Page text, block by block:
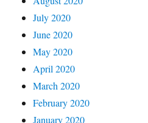
July 2020
June 2020
May 2020
April 2020
March 2020
February 2020
January 2020